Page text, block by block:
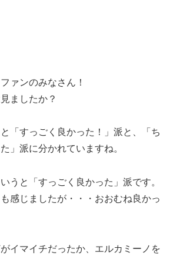
ァンのみなさん！
ましたか？
「すっごく良かった！」派と、「ち
」派に分かれていますね。
うと 「すっごく良かった」派です。
感じましたが・・・おおむね良かっ
イマイチだったか、エルカミーノを